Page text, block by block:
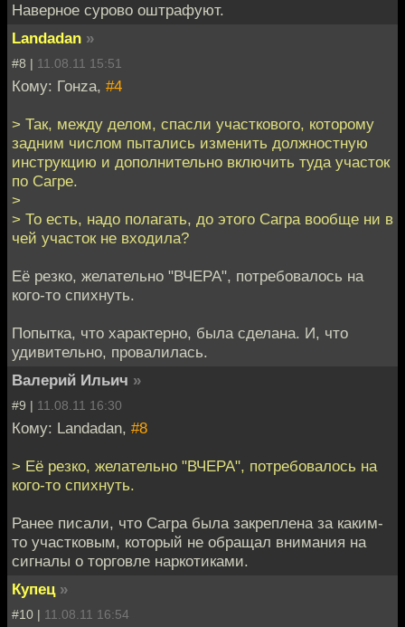
Наверное сурово оштрафуют.
Landadan »
#8 | 11.08.11 15:51
Кому: Гонzа, #4
> Так, между делом, спасли участкового, которому
задним числом пытались изменить должностную
инструкцию и дополнительно включить туда участок
по Сагре.
>
> То есть, надо полагать, до этого Сагра вообще ни в
чей участок не входила?
Её резко, желательно "ВЧЕРА", потребовалось на
кого-то спихнуть.
Попытка, что характерно, была сделана. И, что
удивительно, провалилась.
Валерий Ильич »
#9 | 11.08.11 16:30
Кому: Landadan, #8
> Её резко, желательно "ВЧЕРА", потребовалось на
кого-то спихнуть.
Ранее писали, что Сагра была закреплена за каким-
то участковым, который не обращал внимания на
сигналы о торговле наркотиками.
Купец »
#10 | 11.08.11 16:54